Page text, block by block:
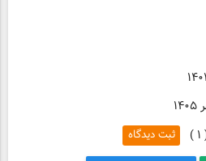
۱ ) ثبت دیدگاه